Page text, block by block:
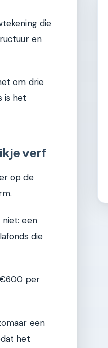
die
en
om drie
is het
verf
op de
niet: een
die
per
een
het